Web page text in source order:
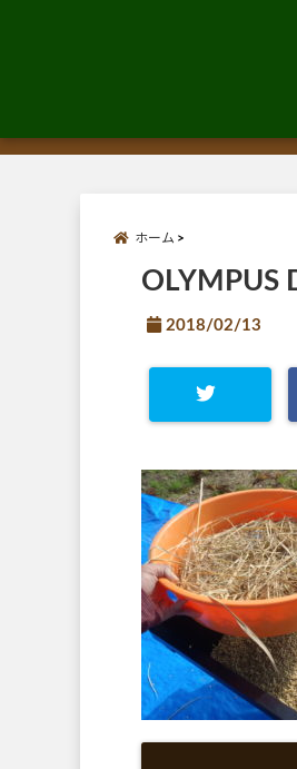
ホーム
OLYMPUS
2018/02/13